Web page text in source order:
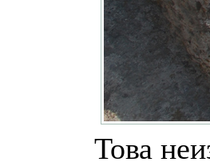
Това